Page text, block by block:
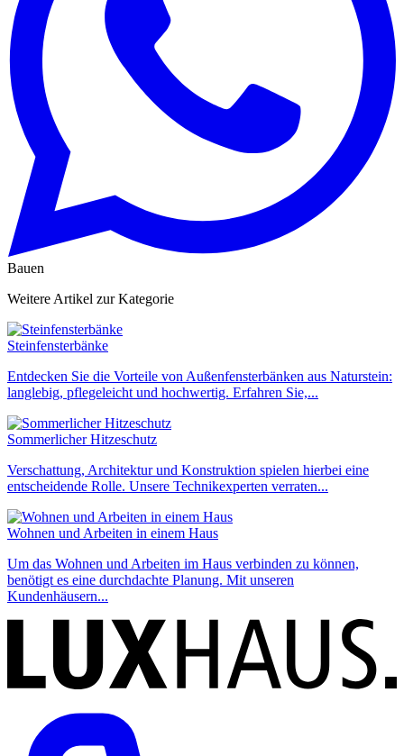
Bauen
Weitere Artikel zur Kategorie
Steinfensterbänke
Entdecken Sie die Vorteile von Außenfensterbänken aus Naturstein:
langlebig, pflegeleicht und hochwertig. Erfahren Sie,...
Sommerlicher Hitzeschutz
Verschattung, Architektur und Konstruktion spielen hierbei eine
entscheidende Rolle. Unsere Technikexperten verraten...
Wohnen und Arbeiten in einem Haus
Um das Wohnen und Arbeiten im Haus verbinden zu können,
benötigt es eine durchdachte Planung. Mit unseren
Kundenhäusern...